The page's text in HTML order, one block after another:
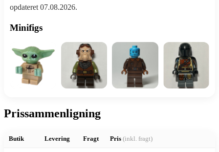
opdateret 07.08.2026.
Minifigs
Prissammenligning
Butik Levering Fragt Pris (inkl. fragt)